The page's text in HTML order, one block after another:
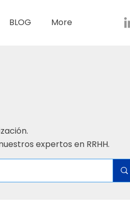
BLOG More
expertos en RRHH.